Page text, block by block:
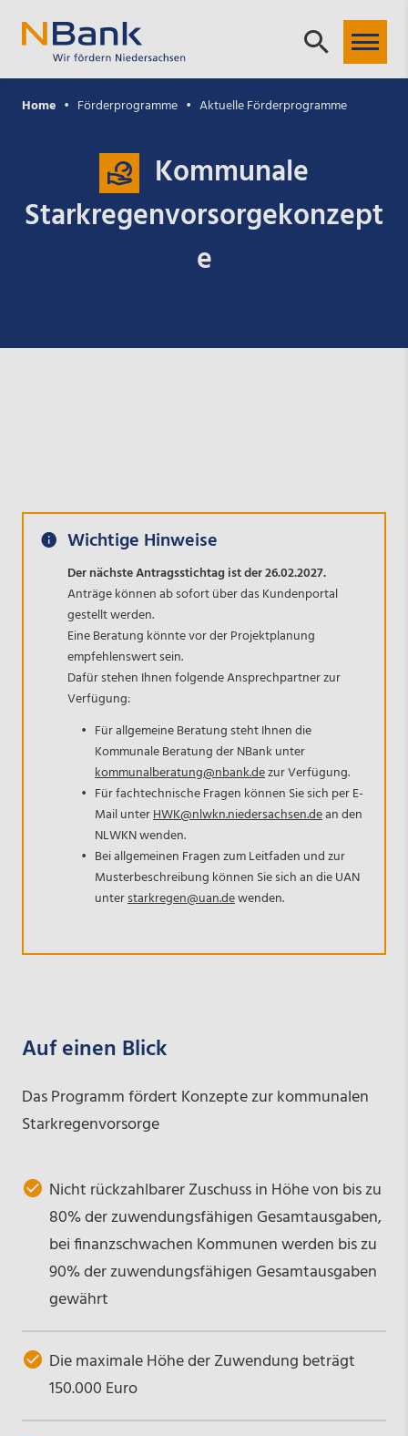
Home Förderprogramme Aktuelle Förderprogramme
Kommunale
Starkregenvorsorgekonzept
e
Wichtige Hinweise
Der nächste Antragsstichtag ist der 26.02.2027.
Anträge können ab sofort über das Kundenportal
gestellt werden.
Eine Beratung könnte vor der Projektplanung
empfehlenswert sein.
Dafür stehen Ihnen folgende Ansprechpartner zur
Verfügung:
Für allgemeine Beratung steht Ihnen die
Kommunale Beratung der NBank unter
kommunalberatung@nbank.dezur Verfügung.
Für fachtechnische Fragen können Sie sich per E-
Mail unterHWK@nlwkn.niedersachsen.dean den
NLWKN wenden.
Bei allgemeinen Fragen zum Leitfaden und zur
Musterbeschreibung können Sie sich an die UAN
unterstarkregen@uan.dewenden.
Auf einen Blick
Das Programm fördert Konzepte zur kommunalen
Starkregenvorsorge
Nicht rückzahlbarer Zuschuss in Höhe von bis zu
80% der zuwendungsfähigen Gesamtausgaben,
bei finanzschwachen Kommunen werden bis zu
90% der zuwendungsfähigen Gesamtausgaben
gewährt
Die maximale Höhe der Zuwendung beträgt
150.000 Euro